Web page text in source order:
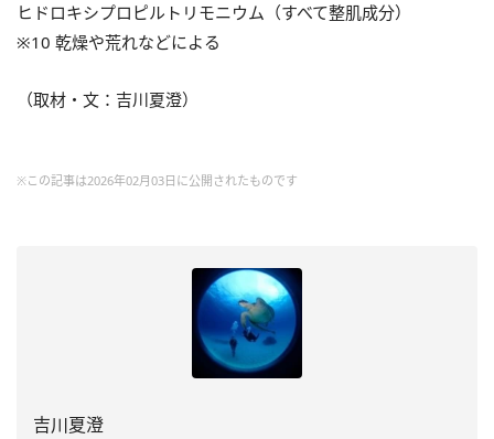
ヒドロキシプロピルトリモニウム（すべて整肌成分）
※10 乾燥や荒れなどによる
（取材・文：吉川夏澄）
※この記事は2026年02月03日に公開されたものです
吉川夏澄